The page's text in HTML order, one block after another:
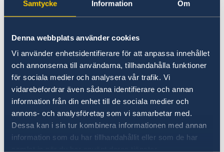
Samtycke Information Om
Denna webbplats använder cookies
Vi använder enhetsidentifierare för att anpassa innehållet
och annonserna till användarna, tillhandahålla funktioner
för sociala medier och analysera vår trafik. Vi
vidarebefordrar även sådana identifierare och annan
information från din enhet till de sociala medier och
annons- och analysföretag som vi samarbetar med.
Dessa kan i sin tur kombinera informationen med annan
information som du har tillhandahållit eller som de har
Stängt midsommarafton
Ambassaden stängd 21 och 25 maj 2020
projekt i Zambia
Ambassaden stängd 1 maj 2020
Sidastöd till preventivmedel och abortutrustning för
att motverka coronapandemins effekter
Ambassaden stängd under påskhelgen
Reducering av flygavgångar Ethiopian Airlines
ambassad utomlands till Migrationsverket. E-
och du betalar ansökan med kort samt bokar
tid för personligt besök på ambassaden i e-
ansökan. Läs mer om hur du ansöker här:
Besöka Sverige längre tid än 90 dagar – ansök
om uppehållstillstånd för besök -
Migrationsverket
Senast uppdaterad 15 feb. 2024, 08.56